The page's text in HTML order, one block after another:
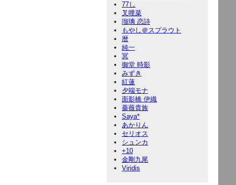
77し
叉哩菜
瑠璃 恋詩
もやし＠スプラウト
暦
純一
冥
御堂 時影
みずき
紅蓮
夕端モナ
面影橋 伊織
薔薇貴族
Saya*
あかりん
セリオス
シュンカ
+10
金剛九尾
Viridis